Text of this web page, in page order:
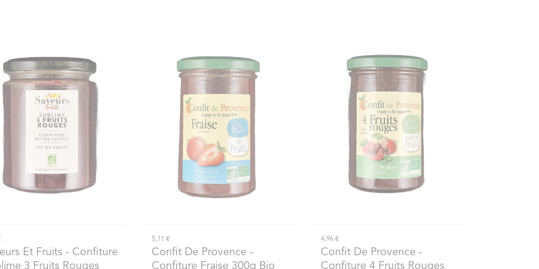
Et Fruits - Confiture
3 Fruits Rouges
5,11 €
Confit De Provence -
Confiture Fraise 300g Bio
4,96 €
Confit De Provence -
Confiture 4 Fruits Rouges